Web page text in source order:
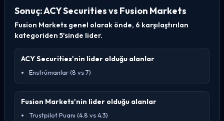
Sonuç: ACY Securities vs Fusion Markets
Fusion Markets genel olarak önde, 6 karşılaştırılan
kategoriden 5'sinde lider.
ACY Securities'nin lider olduğu alanlar
Enstrümanlar (8 vs 7)
Fusion Markets'nin lider olduğu alanlar
Trustpilot Puanı (4.8 vs 4.3)